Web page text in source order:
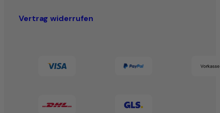
Vertrag widerrufen